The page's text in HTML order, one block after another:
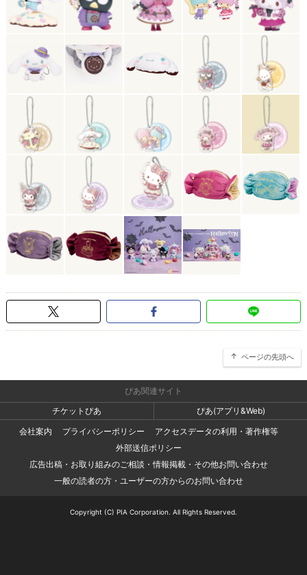
ページの先頭へ
ぴあ関連サイト
チケットぴあ
ぴあ(アプリ&Web)
会社案内
プライバシーポリシー
アクセスデータの利用・著作権等
外部送信ポリシー
広告出稿・お取り組みのご相談・情報掲載・その他お問い合わせ
一般の読者の方・ユーザーの方からのお問い合わせ
Copyright (C) PIA Corporation. All Rights Reserved.